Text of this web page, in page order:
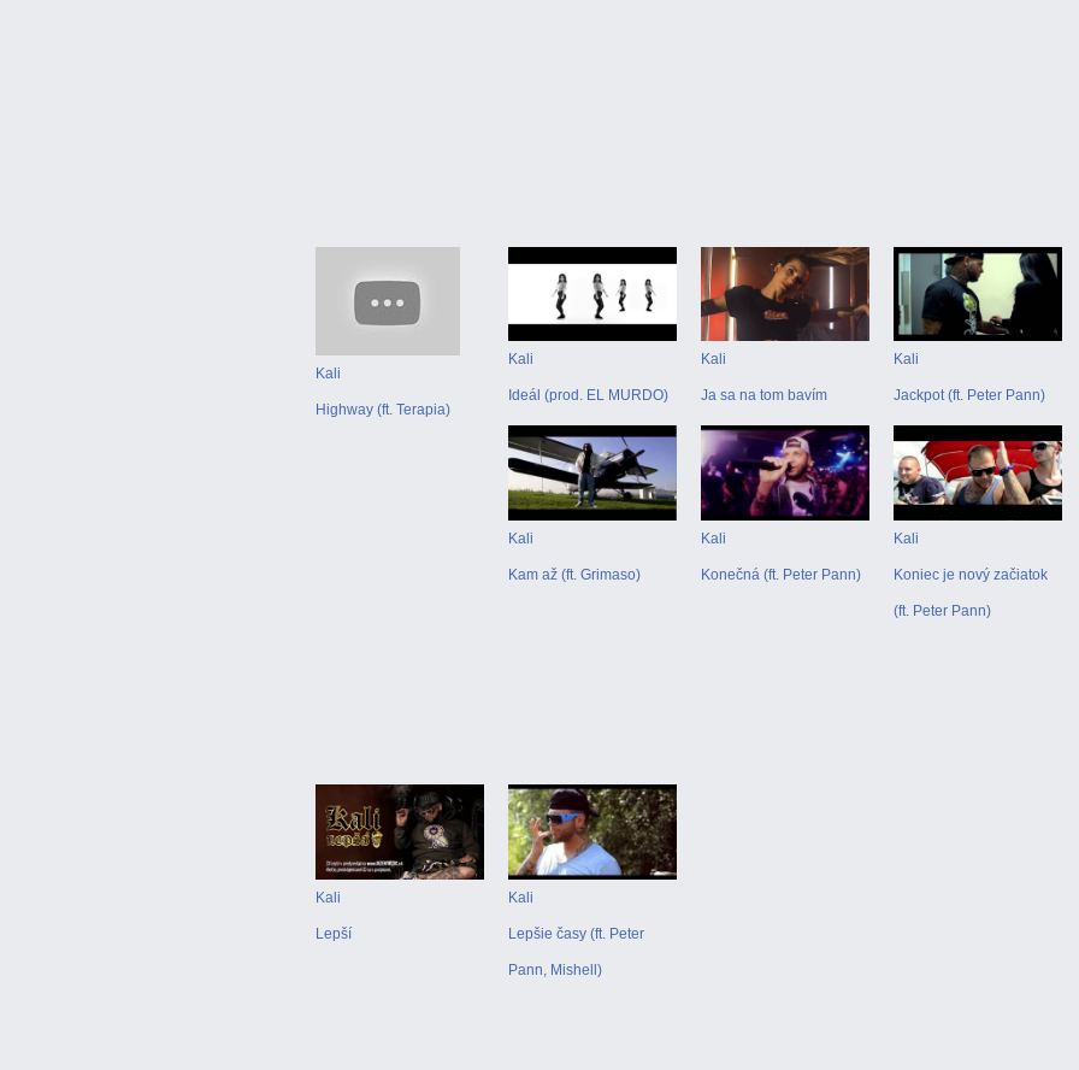
Kali
Highway (ft. Terapia)
Kali
Ideál (prod. EL MURDO)
Kali
Ja sa na tom bavím
Kali
Jackpot (ft. Peter Pann)
Kali
Kam až (ft. Grimaso)
Kali
Konečná (ft. Peter Pann)
Kali
Koniec je nový začiatok
(ft. Peter Pann)
Kali
Lepší
Kali
Lepšie časy (ft. Peter
Pann, Mishell)